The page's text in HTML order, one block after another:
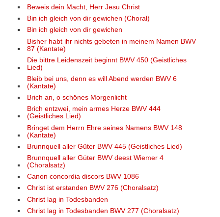
Beweis dein Macht, Herr Jesu Christ
Bin ich gleich von dir gewichen (Choral)
Bin ich gleich von dir gewichen
Bisher habt ihr nichts gebeten in meinem Namen BWV
87 (Kantate)
Die bittre Leidenszeit beginnt BWV 450 (Geistliches
Lied)
Bleib bei uns, denn es will Abend werden BWV 6
(Kantate)
Brich an, o schönes Morgenlicht
Brich entzwei, mein armes Herze BWV 444
(Geistliches Lied)
Bringet dem Herrn Ehre seines Namens BWV 148
(Kantate)
Brunnquell aller Güter BWV 445 (Geistliches Lied)
Brunnquell aller Güter BWV deest Wiemer 4
(Choralsatz)
Canon concordia discors BWV 1086
Christ ist erstanden BWV 276 (Choralsatz)
Christ lag in Todesbanden
Christ lag in Todesbanden BWV 277 (Choralsatz)